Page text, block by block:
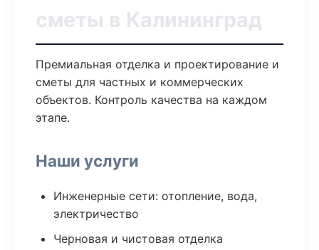
сметы в Калининград
Премиальная отделка и проектирование и
сметы для частных и коммерческих
объектов. Контроль качества на каждом
этапе.
Наши услуги
Инженерные сети: отопление, вода,
электричество
Черновая и чистовая отделка